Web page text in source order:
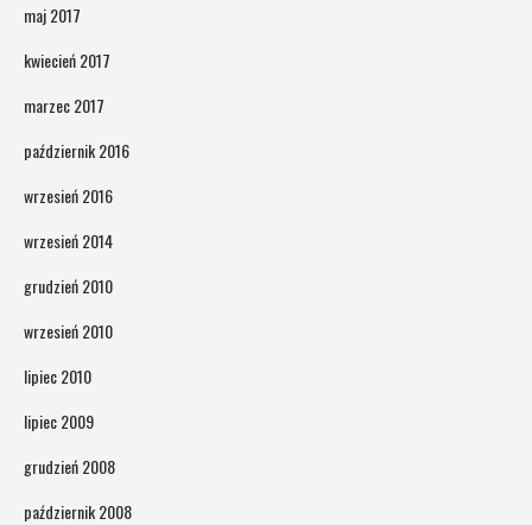
maj 2017
kwiecień 2017
marzec 2017
październik 2016
wrzesień 2016
wrzesień 2014
grudzień 2010
wrzesień 2010
lipiec 2010
lipiec 2009
grudzień 2008
październik 2008